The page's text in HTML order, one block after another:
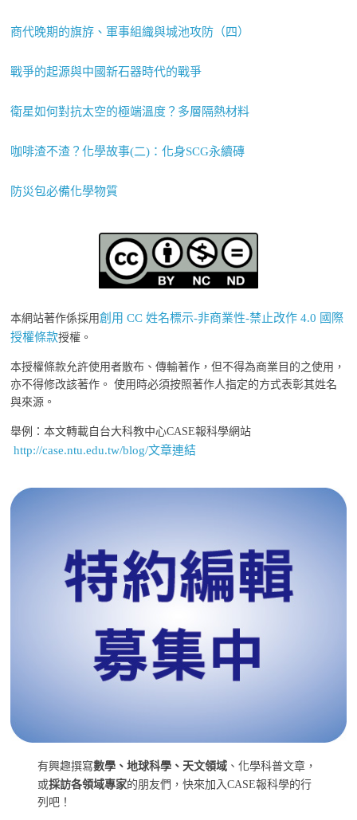
商代晚期的旗斿、軍事組織與城池攻防（四）
戰爭的起源與中國新石器時代的戰爭
衛星如何對抗太空的極端溫度？多層隔熱材料
咖啡渣不渣？化學故事(二)：化身SCG永續磚
防災包必備化學物質
本網站著作係採用創用 CC 姓名標示-非商業性-禁止改作 4.0 國際
授權條款授權。
本授權條款允許使用者散布、傳輸著作，但不得為商業目的之使用，
亦不得修改該著作。 使用時必須按照著作人指定的方式表彰其姓名
與來源。
舉例：本文轉載自台大科教中心CASE報科學網站
http://case.ntu.edu.tw/blog/文章連結
有興趣撰寫數學、地球科學、天文領域 、化學科普文章，
或採訪各領域專家的朋友們，快來加入CASE報科學的行
列吧！